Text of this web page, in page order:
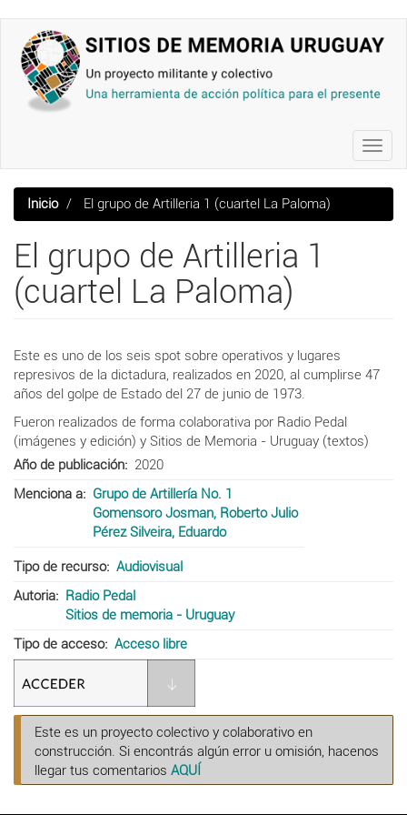
contenido
principal
Inicio El grupo de Artilleria 1 (cuartel La Paloma)
El grupo de Artilleria 1
(cuartel La Paloma)
Este es uno de los seis spot sobre operativos y lugares
represivos de la dictadura, realizados en 2020, al cumplirse 47
años del golpe de Estado del 27 de junio de 1973.
Fueron realizados de forma colaborativa por Radio Pedal
(imágenes y edición) y Sitios de Memoria - Uruguay (textos)
Año de publicación
2020
Menciona a
Grupo de Artillería No. 1
Gomensoro Josman, Roberto Julio
Pérez Silveira, Eduardo
Tipo de recurso
Audiovisual
Autoria
Radio Pedal
Sitios de memoria - Uruguay
Tipo de acceso
Acceso libre
Este es un proyecto colectivo y colaborativo en
construcción. Si encontrás algún error u omisión, hacenos
llegar tus comentarios AQUÍ